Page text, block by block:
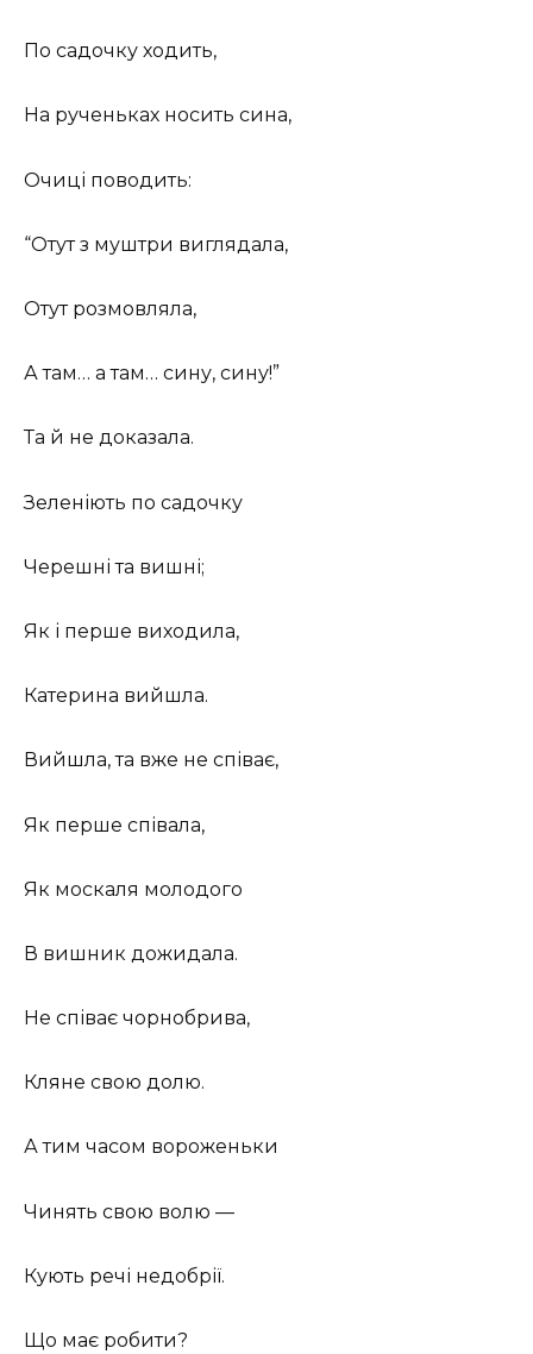
По садочку ходить,
На рученьках носить сина,
Очиці поводить:
“Отут з муштри виглядала,
Отут розмовляла,
А там… а там… сину, сину!”
Та й не доказала.
Зеленіють по садочку
Черешні та вишні;
Як і перше виходила,
Катерина вийшла.
Вийшла, та вже не співає,
Як перше співала,
Як москаля молодого
В вишник дожидала.
Не співає чорнобрива,
Кляне свою долю.
А тим часом вороженьки
Чинять свою волю —
Кують речі недобрії.
Що має робити?